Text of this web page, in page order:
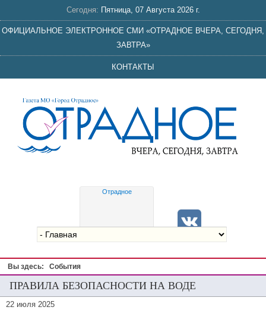
Сегодня: Пятница, 07 Августа 2026 г.
ОФИЦИАЛЬНОЕ ЭЛЕКТРОННОЕ СМИ «ОТРАДНОЕ ВЧЕРА, СЕГОДНЯ,
ЗАВТРА»
КОНТАКТЫ
Отрадное
Вы здесь: События
ПРАВИЛА БЕЗОПАСНОСТИ НА ВОДЕ
22 июля 2025